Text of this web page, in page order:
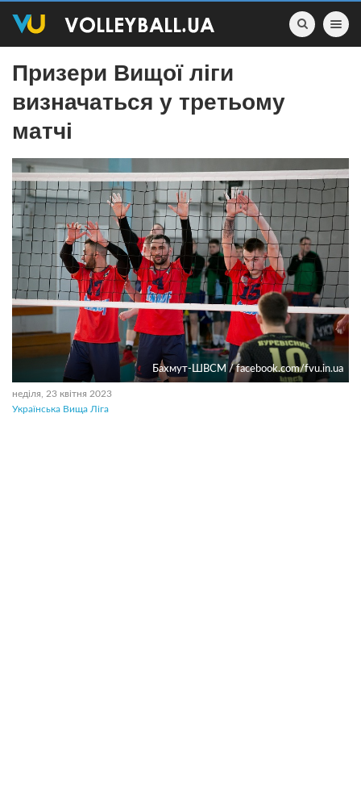
Toggle
Призери Вищої ліги
визначаться у третьому
матчі
Бахмут-ШВСМ / facebook.com/fvu.in.ua
неділя, 23 квітня 2023
Українська Вища Ліга